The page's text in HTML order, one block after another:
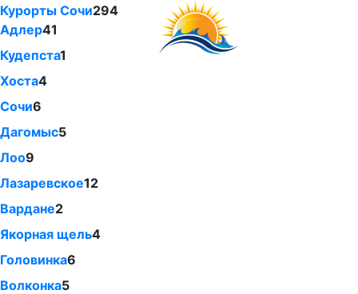
Курорты Сочи294
Адлер41
Кудепста1
Хоста4
Сочи6
Дагомыс5
Лоо9
Лазаревское12
Вардане2
Якорная щель4
Головинка6
Волконка5